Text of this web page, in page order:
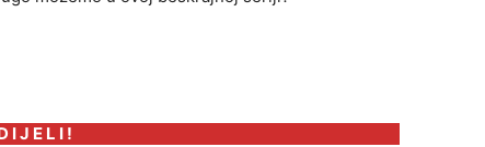
I J E L I !